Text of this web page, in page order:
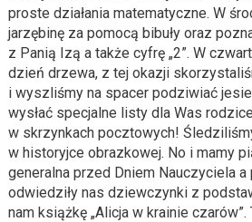
proste działania matematyczne. W
jarzębinę za pomocą bibuły oraz
z Panią Izą a także cyfrę „2”. W
dzień drzewa, z tej okazji
i wyszliśmy na spacer podziwiać
wysłać specjalne listy dla Was
w skrzynkach pocztowych!
w historyjce obrazkowej. No i mamy
generalna przed Dniem Nauczyciela
odwiedziły nas dziewczynki z
nam książkę „Alicja w krainie czarów”.